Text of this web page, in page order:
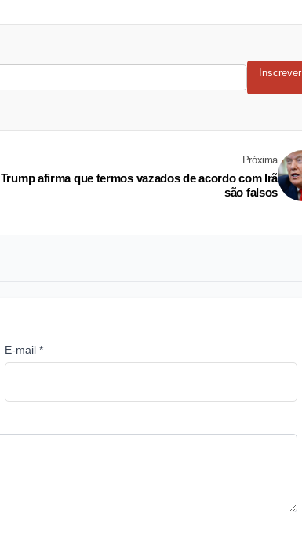
Inscrever
Próxima
Trump afirma que termos vazados de acordo com Irã
são falsos
E-mail *